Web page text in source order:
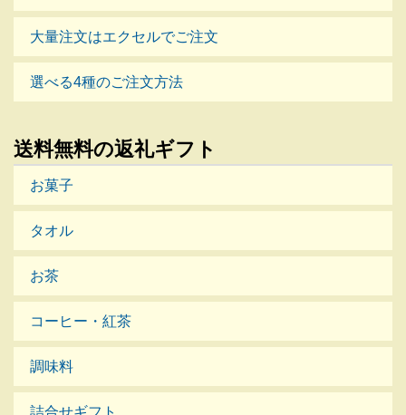
大量注文はエクセルでご注文
選べる4種のご注文方法
送料無料の返礼ギフト
お菓子
タオル
お茶
コーヒー・紅茶
調味料
詰合せギフト